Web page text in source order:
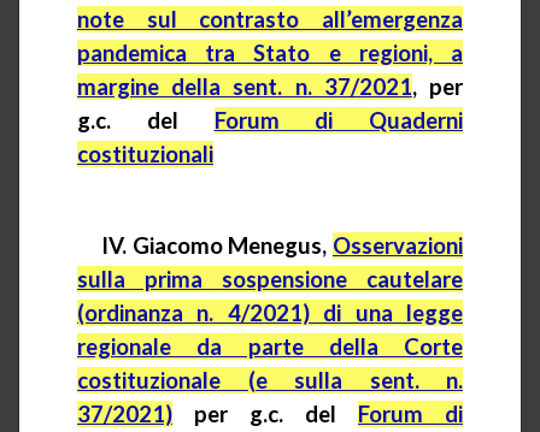
note sul contrasto all’emergenza
pandemica tra Stato e regioni, a
margine della sent. n. 37/2021, per
g.c. del Forum di Quaderni
costituzionali
IV. Giacomo Menegus, Osservazioni
sulla prima sospensione cautelare
(ordinanza n. 4/2021) di una legge
regionale da parte della Corte
costituzionale (e sulla sent. n.
37/2021) per g.c. del Forum di